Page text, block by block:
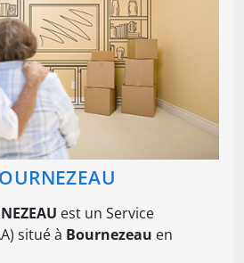
est un Service
situé à Bournezeau en